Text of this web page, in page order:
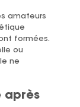
amateurs
formées.
ou
ne
après